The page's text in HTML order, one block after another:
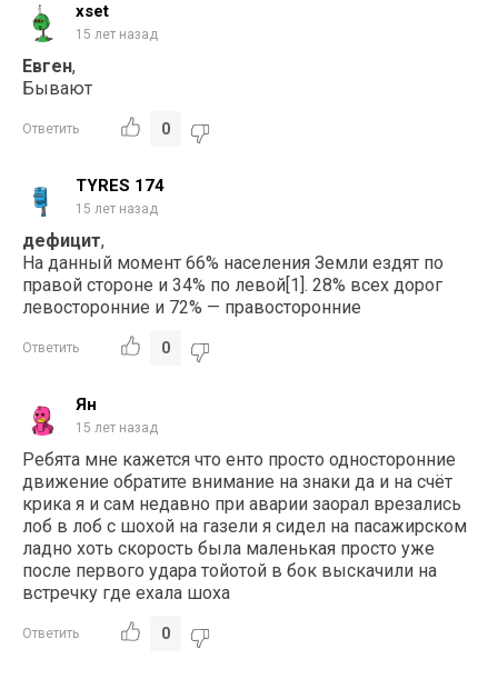
xset
15 лет назад
Евген,
Бывают
Ответить 0
TYRES 174
15 лет назад
дефицит,
На данный момент 66% населения Земли ездят по
правой стороне и 34% по левой[1]. 28% всех дорог
левосторонние и 72% — правосторонние
Ответить 0
Ян
15 лет назад
Ребята мне кажется что енто просто односторонние
движение обратите внимание на знаки да и на счёт
крика я и сам недавно при аварии заорал врезались
лоб в лоб с шохой на газели я сидел на пасажирском
ладно хоть скорость была маленькая просто уже
после первого удара тойотой в бок выскачили на
встречку где ехала шоха
Ответить 0